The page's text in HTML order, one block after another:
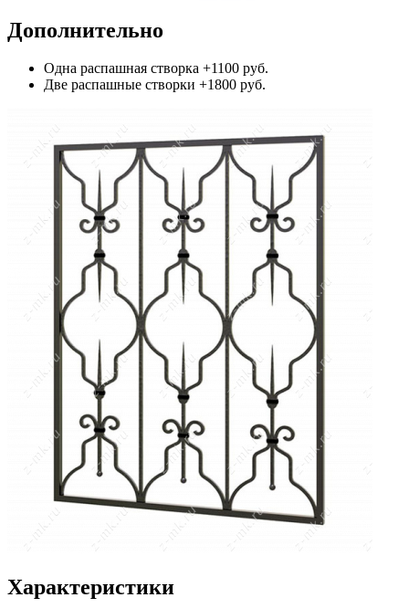
Дополнительно
Одна распашная створка +1100 руб.
Две распашные створки +1800 руб.
Характеристики